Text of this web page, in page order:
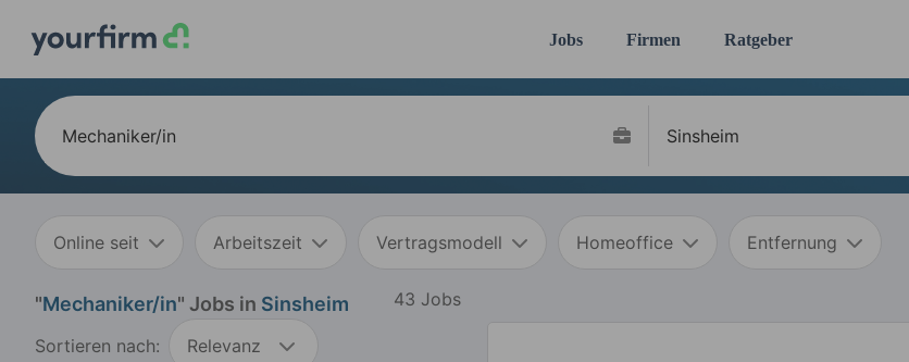
Jobs Firmen Ratgeber
Online seit Arbeitszeit Vertragsmodell Homeoffice Entfernung
"Mechaniker/in" Jobs in Sinsheim 43 Jobs
Sortieren nach: Relevanz